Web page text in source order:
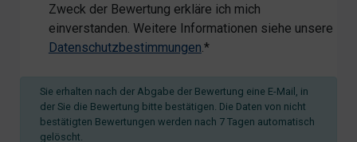
Zweck der Bewertung erkläre ich mich
einverstanden. Weitere Informationen siehe unsere
Datenschutzbestimmungen .*
Sie erhalten nach der Abgabe der Bewertung eine E-Mail, in
der Sie die Bewertung bitte bestätigen. Die Daten von nicht
bestätigten Bewertungen werden nach 7 Tagen automatisch
gelöscht.